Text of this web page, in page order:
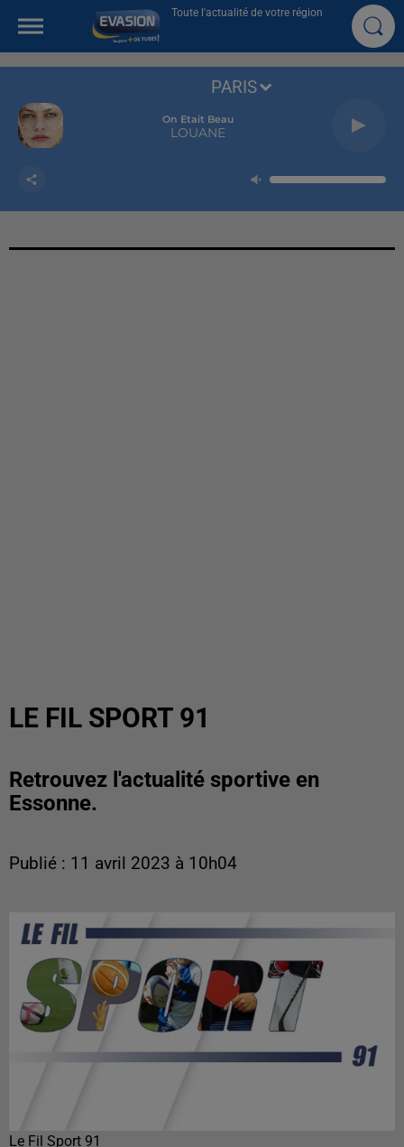
Toute l'actualité de votre région
On Etait Beau
LOUANE
PARIS
LE FIL SPORT 91
Retrouvez l'actualité sportive en
Essonne.
Publié : 11 avril 2023 à 10h04
Le Fil Sport 91